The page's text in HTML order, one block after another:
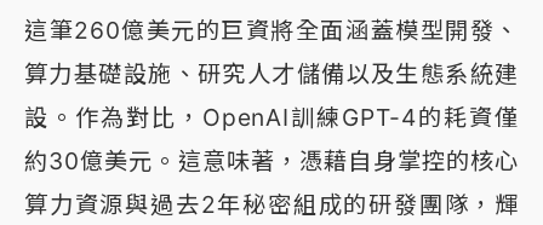
這筆260億美元的巨資將全面涵蓋模型開發、
算力基礎設施、研究人才儲備以及生態系統建
設。作為對比，OpenAI訓練GPT-4的耗資僅
約30億美元。這意味著，憑藉自身掌控的核心
算力資源與過去2年秘密組成的研發團隊，輝